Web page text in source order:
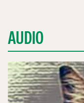
AUDIO